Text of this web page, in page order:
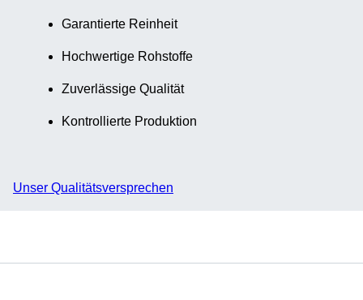
Garantierte Reinheit
Hochwertige Rohstoffe
Zuverlässige Qualität
Kontrollierte Produktion
Unser Qualitätsversprechen